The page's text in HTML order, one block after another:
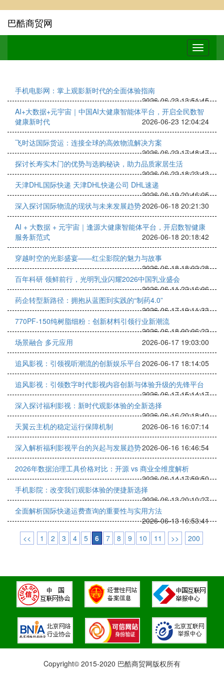
巴酷商贸网
手机电影网：掌上观影新时代的全面体验指南
2026-06-23 13:51:45
AI+大数据+元宇宙｜中国AI大健康智能体平台，开启全民数智
健康新时代
2026-06-23 12:04:24
飞时达国际货运：连接全球的高效物流解决方案
2026-06-22 17:48:47
探讨长寿实木门的优势与选购秘诀，助力品质家居生活
2026-06-22 18:23:43
天津DHL国际快递 天津DHL快递公司 DHL速递
2026-06-19 20:46:05
深入探讨国际物流的现状与未来发展趋势2026-06-18 20:21:30
AI + 大数据 + 元宇宙｜逢源大健康智能体平台，开启数智健康
服务新范式
2026-06-18 20:18:42
穿越时空的光影盛宴——红尘影院的魅力与故事
2026-06-18 18:02:28
百年科研 领鲜前行，光明乳业闪耀2026中国乳业盛会
2026-06-11 22:16:06
药企转型新路径：拥抱从蓝图到实践的“制药4.0”
2026-06-17 19:11:33
770PF-150纯树脂细粉：创新材料引领行业新潮流
2026-06-18 00:06:22
场景融合 多元应用
2026-06-17 19:03:00
追风影视：引领视听潮流的创新娱乐平台2026-06-17 18:14:05
追风影视：引领数字时代影视内容创新与体验升级的先锋平台
2026-06-17 15:14:17
深入探讨福利影视：新时代观影体验的全新选择
2026-06-16 20:18:40
天翼云主机的稳定运行保障机制
2026-06-16 16:07:14
深入解析福利影视平台的兴起与发展趋势2026-06-16 16:46:54
2026年数据治理工具价格对比：开源 vs 商业全维度解析
2026-06-14 17:59:50
手机影院：改变我们观影体验的便捷新选择
2026-06-13 20:10:27
全面解析国际快递运费查询的重要性与实用方法
2026-06-13 16:53:41
<<
1 2 3 4 5 6 7 8 9 10 11 >> 200
Copyright© 2015-2020 巴酷商贸网版权所有